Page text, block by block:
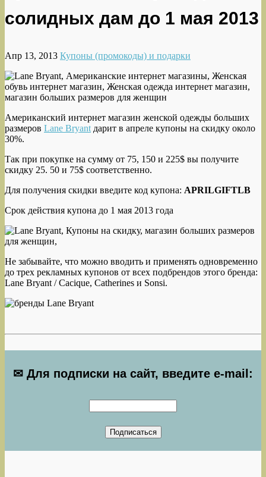
солидных дам до 1 мая 2013
Апр 13, 2013 Купоны (промокоды) и подарки
Американский интернет магазин женской одежды больших
размеров Lane Bryant дарит в апреле купоны на скидку около
30%.
Так при покупке на сумму от 75, 150 и 225$ вы получите
скидку 25. 50 и 75$ соответственно.
Для получения скидки введите код купона: APRILGIFTLB
Срок действия купона до 1 мая 2013 года
Не забывайте, что можно вводить и применять одновременно
до трех рекламных купонов от всех подбрендов этого бренда:
Lane Bryant / Cacique, Catherines и Sonsi.
✉ Для подписки на сайт, введите e-mail: